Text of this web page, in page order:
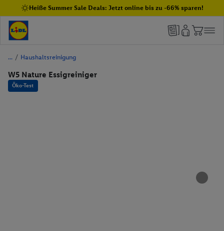
Heiße Summer Sale Deals: Jetzt online bis zu -66% sparen!
/ Haushaltsreinigung
W5 Nature Essigreiniger
Öko-Test